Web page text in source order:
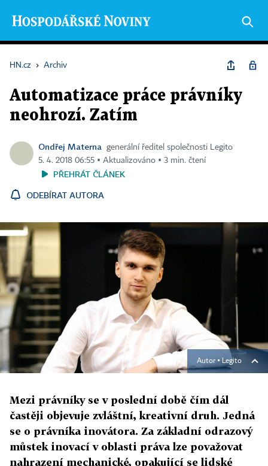
HN.cz › Archiv
Automatizace práce právníky
neohrozí. Zatím
Ondřej Materna
generální ředitel společnosti Legito
5. 4. 2018 06:55 ▪ Aktualizováno ▪ 3 min. čtení
PŘEHRÁT ČLÁNEK
ODEBÍRAT AUTORA
Autor ▪ Legito
Mezi právníky se v poslední době čím dál
častěji objevuje zvláštní, kreativní druh. Jedná
se o právníka inovátora. Za základní odrazový
můstek inovací v oblasti práva lze považovat
nahrazení mechanické, opakující se lidské